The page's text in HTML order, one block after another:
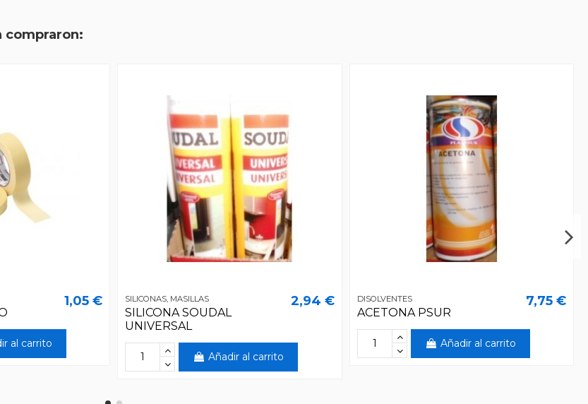
compraron:
1,05 €
al carrito
SILICONAS, MASILLAS
SILICONA SOUDAL
UNIVERSAL
2,94 €
Añadir al carrito
DISOLVENTES
ACETONA PSUR
7,75 €
Añadir al carrito